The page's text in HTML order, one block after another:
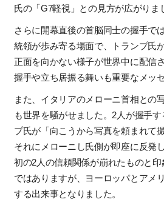
氏の「G7軽視」との見方が広がりま
さらに開幕直後の首脳同士の握手で
統領が歩み寄る場面で、トランプ氏
正面を向かない様子が世界中に配信
握手や立ち居振る舞いも重要なメッ
また、イタリアのメローニ首相との
も世界を騒がせました。 2人が握手
プ氏が「向こうから写真を頼まれて
それにメローニし氏側が即座に反発
初の2人の信頼関係が崩れたものと
ではありますが、ヨーロッパとアメ
する出来事となりました。